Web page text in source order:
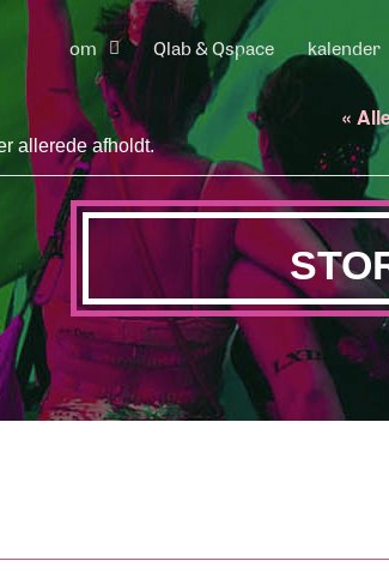
om Qlab & Qspace kalender
«
allerede afholdt.